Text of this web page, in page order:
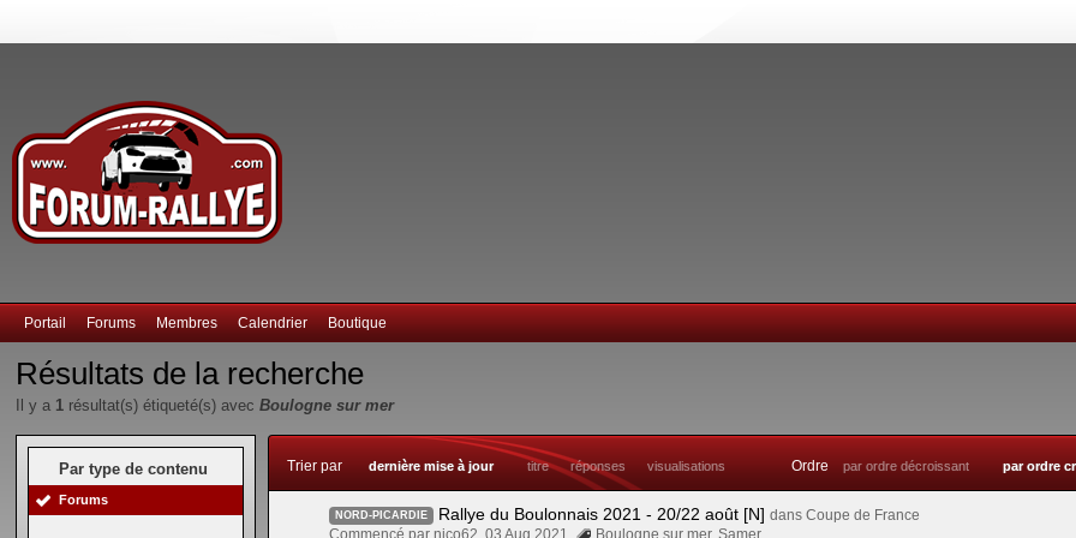
Portail Forums Membres Calendrier Boutique
Résultats de la recherche
Il y a 1 résultat(s) étiqueté(s) avecBoulogne sur mer
Par type de contenu
Forums
Trier par dernière mise à jour titre réponses visualisations Ordre par ordre décroissant par ordre
NORD-PICARDIE Rallye du Boulonnais 2021 - 20/22 août [N] dans Coupe de France
Commencé par nico62, 03 Aug 2021
Boulogne sur mer,Samer